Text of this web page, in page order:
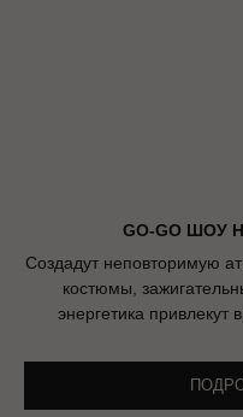
GO-GO ШОУ
Создадут неповторимую
костюмы,
энергетика привлекут